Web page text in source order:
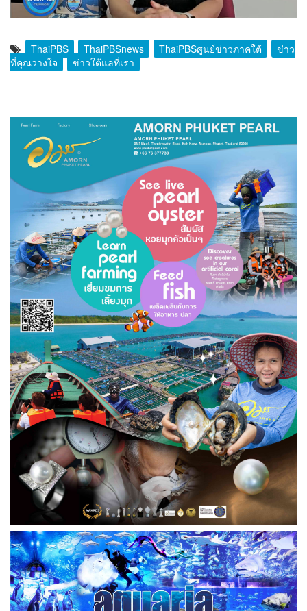
ThaiPBS ThaiPBSnews ThaiPBSศูนย์ข่าวภาคใต้
ข่าว
ที่คุณวางใจ
ข่าวใต้แลที่เรา